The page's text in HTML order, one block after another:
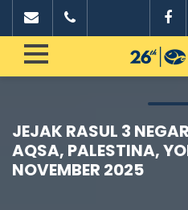
JEJAK RASUL 3
AQSA, PALESTINA,
NOVEMBER 2025